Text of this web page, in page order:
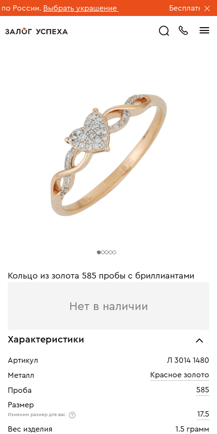
России. Выбрать украшение Бесплатная
Кольцо из золота 585 пробы c бриллиантами
Нет в наличии
Характеристики
Артикул
Л 3014 1480
Металл
Красное золото
Проба
585
Размер
Изменим размер для вас
17.5
Вес изделия
1.5 грамм